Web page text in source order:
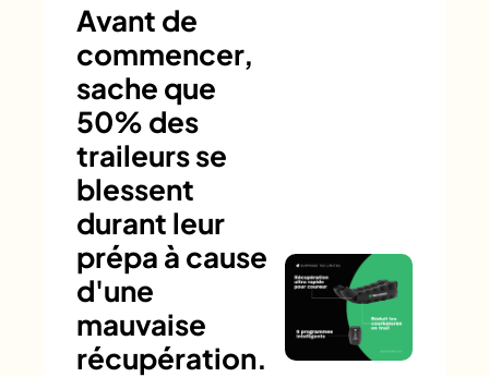
Avant de
commencer,
sache que
50% des
traileurs se
blessent
durant leur
prépa à cause
d'une
mauvaise
récupération.